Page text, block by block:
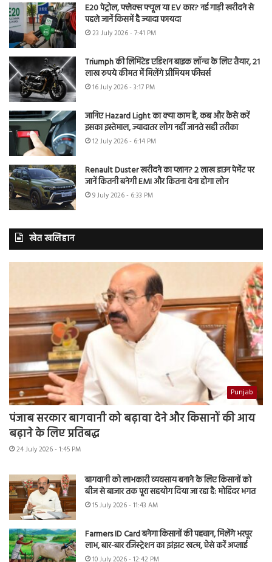
E20 पेट्रोल, फ्लेक्स फ्यूल या EV कार? नई गाड़ी खरीदने से
पहले जानें किसमें है ज्यादा फायदा
23 July 2026 - 7:41 PM
Triumph की लिमिटेड एडिशन बाइक लॉन्च के लिए तैयार, 21
लाख रुपये कीमत में मिलेंगे प्रीमियम फीचर्स
16 July 2026 - 3:17 PM
जानिए Hazard Light का क्या काम है, कब और कैसे करें
इसका इस्तेमाल, ज्यादातर लोग नहीं जानते सही तरीका
12 July 2026 - 6:14 PM
Renault Duster खरीदने का प्लान? 2 लाख डाउन पेमेंट पर
जानें कितनी बनेगी EMI और कितना देना होगा लोन
9 July 2026 - 6:33 PM
खेत खलिहान
Punjab
पंजाब सरकार बागवानी को बढ़ावा देने और किसानों की आय
बढ़ाने के लिए प्रतिबद्ध
24 July 2026 - 1:45 PM
बागवानी को लाभकारी व्यवसाय बनाने के लिए किसानों को
बीज से बाजार तक पूरा सहयोग दिया जा रहा है: मोहिंदर भगत
15 July 2026 - 11:43 AM
Farmers ID Card बनेगा किसानों की पहचान, मिलेंगे भरपूर
लाभ, बार-बार रजिस्ट्रेशन का झंझट खत्म, ऐसे करें अप्लाई
10 July 2026 - 12:42 PM